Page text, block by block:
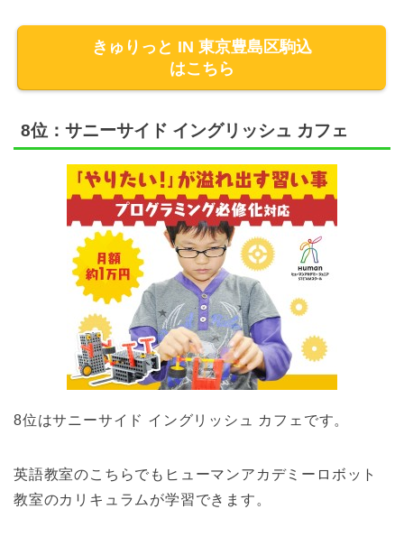
きゅりっと IN 東京豊島区駒込
はこちら
8位：サニーサイド イングリッシュ カフェ
8位はサニーサイド イングリッシュ カフェです。
英語教室のこちらでもヒューマンアカデミーロボット
教室のカリキュラムが学習できます。